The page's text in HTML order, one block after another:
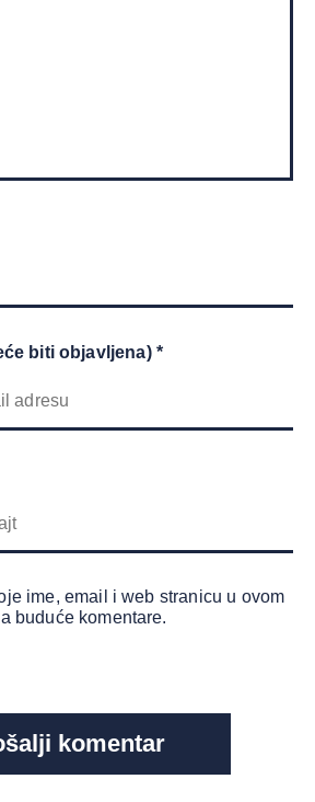
biti objavljena) *
ime, email i web stranicu u ovom
buduće komentare.